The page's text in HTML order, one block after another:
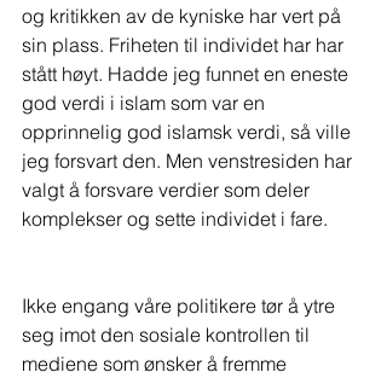
og kritikken av de kyniske har vert på
sin plass. Friheten til individet har har
stått høyt. Hadde jeg funnet en eneste
god verdi i islam som var en
opprinnelig god islamsk verdi, så ville
jeg forsvart den. Men venstresiden har
valgt å forsvare verdier som deler
komplekser og sette individet i fare.
Ikke engang våre politikere tør å ytre
seg imot den sosiale kontrollen til
mediene som ønsker å fremme